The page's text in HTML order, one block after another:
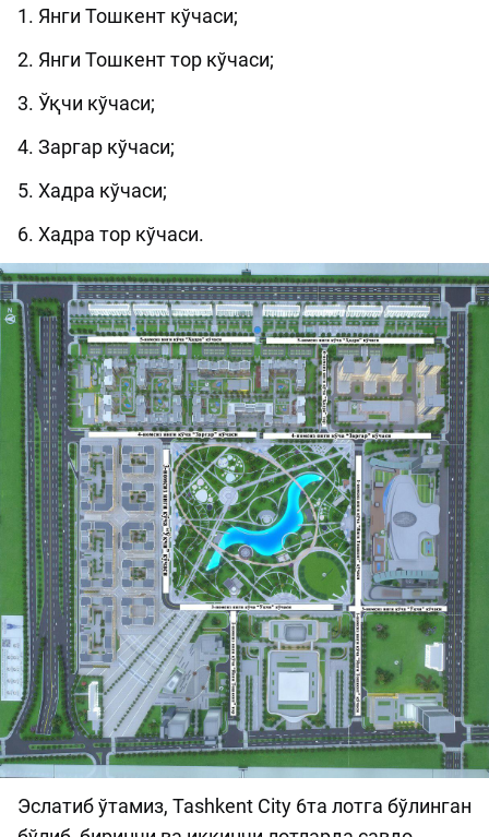
1. Янги Тошкент кўчаси;
2. Янги Тошкент тор кўчаси;
3. Ўқчи кўчаси;
4. Заргар кўчаси;
5. Хадра кўчаси;
6. Хадра тор кўчаси.
Эслатиб ўтамиз, Tashkent City 6та лотга бўлинган